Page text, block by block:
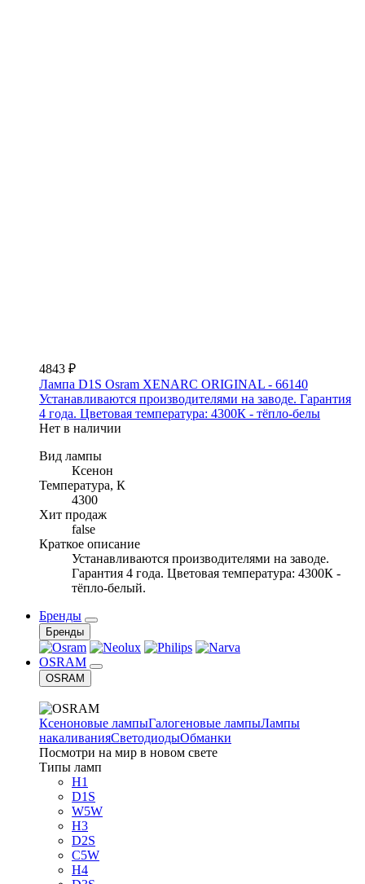
4843 ₽
Лампа D1S Osram XENARC ORIGINAL - 66140
Устанавливаются производителями на заводе. Гарантия
4 года. Цветовая температура: 4300К - тёпло-белы
Нет в наличии
Вид лампы
Ксенон
Температура, К
4300
Хит продаж
false
Краткое описание
Устанавливаются производителями на заводе.
Гарантия 4 года. Цветовая температура: 4300К -
тёпло-белый.
Бренды
Бренды
OSRAM
OSRAM
Ксеноновые лампыГалогеновые лампыЛампы
накаливанияСветодиодыОбманки
Посмотри на мир в новом свете
Типы ламп
H1
D1S
W5W
H3
D2S
C5W
H4